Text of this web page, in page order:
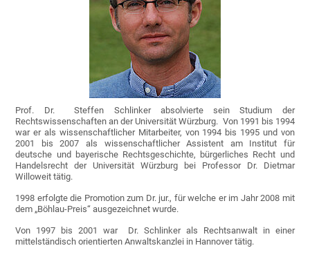
Prof. Dr. Steffen Schlinker absolvierte sein Studium der
Rechtswissenschaften an der Universität Würzburg. Von 1991 bis 1994
war er als wissenschaftlicher Mitarbeiter, von 1994 bis 1995 und von
2001 bis 2007 als wissenschaftlicher Assistent am Institut für
deutsche und bayerische Rechtsgeschichte, bürgerliches Recht und
Handelsrecht der Universität Würzburg bei Professor Dr. Dietmar
Willoweit tätig.
1998 erfolgte die Promotion zum Dr. jur., für welche er im Jahr 2008 mit
dem „Böhlau-Preis“ ausgezeichnet wurde.
Von 1997 bis 2001 war Dr. Schlinker als Rechtsanwalt in einer
mittelständisch orientierten Anwaltskanzlei in Hannover tätig.